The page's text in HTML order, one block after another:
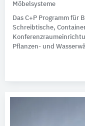
Möbelsysteme
Das C+P Programm für
Schreibtische,
Pflanzen- und